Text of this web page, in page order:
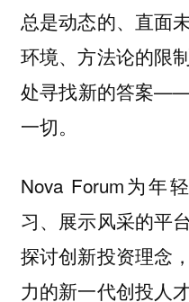
总是动态的、直面
环境、方法论的限
处寻找新的答案
一切。
Nova Forum为年
习、展示风采的平
探讨创新投资理念
力的新一代创投人